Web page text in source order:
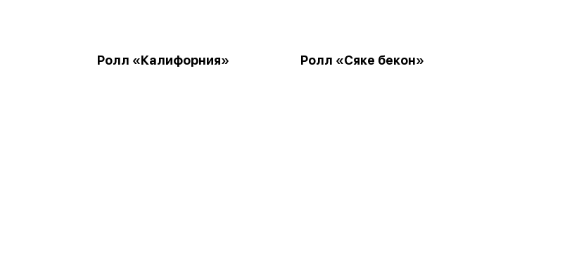
Ролл «Калифорния» Ролл «Сяке бекон»